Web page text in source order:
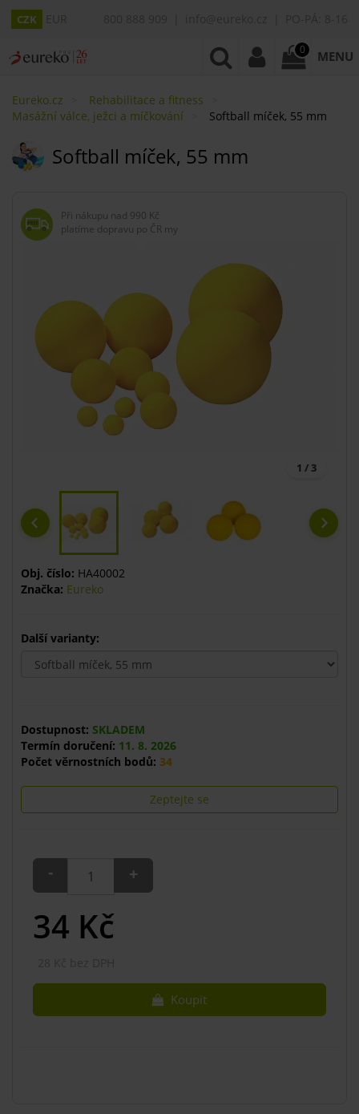
CZK
0 MENU
Eureko.cz
Rehabilitace a fitness
Masážní válce, ježci a míčkování
Softball míček, 55 mm
Softball míček, 55 mm
Při nákupu nad 990 Kč
platíme dopravu po ČR my
1 / 3
Obj. číslo: HA40002
Značka: Eureko
Další varianty:
Dostupnost: SKLADEM
Termín doručení: 11. 8. 2026
Počet věrnostních bodů: 34
Zeptejte se
- +
34 Kč
Koupit